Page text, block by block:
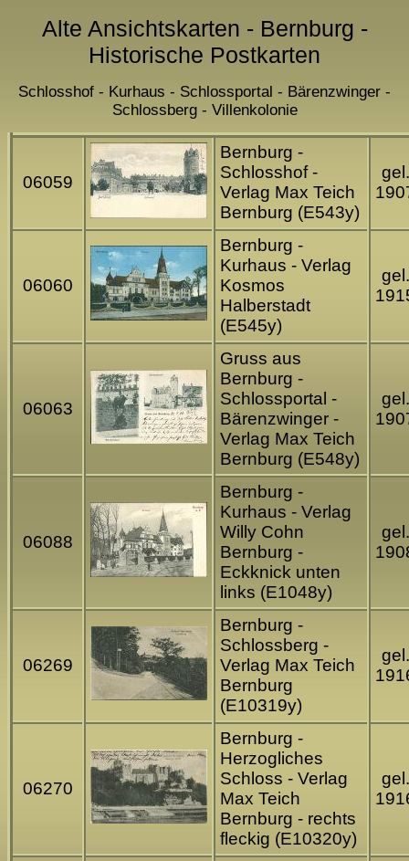
Alte Ansichtskarten - Bernburg -
Historische Postkarten
Schlosshof - Kurhaus - Schlossportal - Bärenzwinger -
Schlossberg - Villenkolonie
06059
Bernburg -
Schlosshof -
Verlag Max Teich
Bernburg (E543y)
gel.
06060
Bernburg -
Kurhaus - Verlag
Kosmos
Halberstadt
(E545y)
gel.
06063
Gruss aus
Bernburg -
Schlossportal -
Bärenzwinger -
Verlag Max Teich
Bernburg (E548y)
gel.
06088
Bernburg -
Kurhaus - Verlag
Willy Cohn
Bernburg -
Eckknick unten
links (E1048y)
gel.
06269
Bernburg -
Schlossberg -
Verlag Max Teich
Bernburg
(E10319y)
gel.
06270
Bernburg -
Herzogliches
Schloss - Verlag
Max Teich
Bernburg - rechts
fleckig (E10320y)
gel.